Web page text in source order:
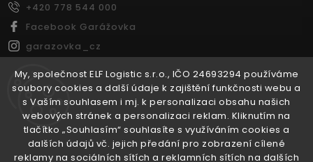
My, společnost ELF Logistic s.r.o., IČO 24693294 používáme
soubory cookies a další údaje k zajištění funkčnosti webu a
s Vaším souhlasem i mj. k personalizaci obsahu našich
webových stránek a personalizaci reklam. Kliknutím na
tlačítko „Souhlasím“ souhlasíte s využíváním cookies a
dalších údajů vč. jejich předání pro zobrazení cílené
reklamy na sociálních sítích a reklamních sítích na dalších
+420 778 544 000
Facebook Garážovka
garazovka_cz
FACEBOOK